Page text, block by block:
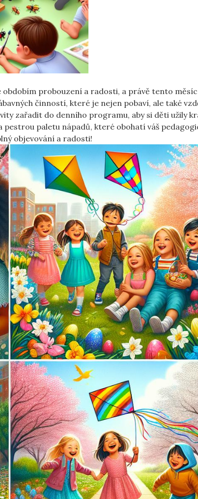
obdobím probouzení a radosti, a ​právě tento
činností,⁢ které je nejen pobaví, ale také
zařadit ⁤do denního programu, aby si děti užily
paletu nápadů, které obohatí váš
objevování a radosti!